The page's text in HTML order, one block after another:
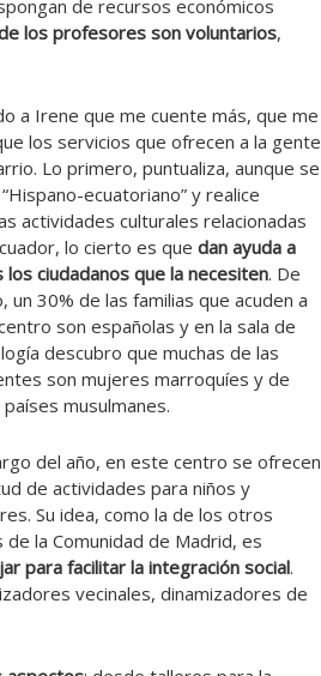
de recursos económicos
los profesores son voluntarios,
a Irene que me cuente más, que me
los servicios que ofrecen a la gente
Lo primero, puntualiza, aunque se
ecuatoriano” y realice
actividades culturales relacionadas
lo cierto es que dan ayuda a
ciudadanos que la necesiten. De
un 30% de las familias que acuden a
son españolas y en la sala de
descubro que muchas de las
son mujeres marroquíes y de
musulmanes.
del año, en este centro se ofrecen
de actividades para niños y
Su idea, como la de los otros
de la Comunidad de Madrid, es
para facilitar la integración social.
vecinales, dinamizadores de